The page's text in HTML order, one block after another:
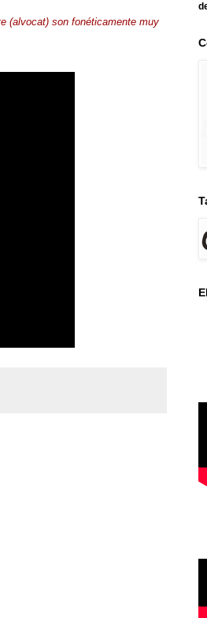
(alvocat) son fonéticamente muy